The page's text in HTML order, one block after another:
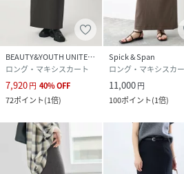
BEAUTY&YOUTH UNITED ARROWS
ロング・マキシスカート
7,920円 40%OFF
72ポイント(1倍)
Spick & Span
ロング・マキシスカ
11,000円
100ポイント(1倍)